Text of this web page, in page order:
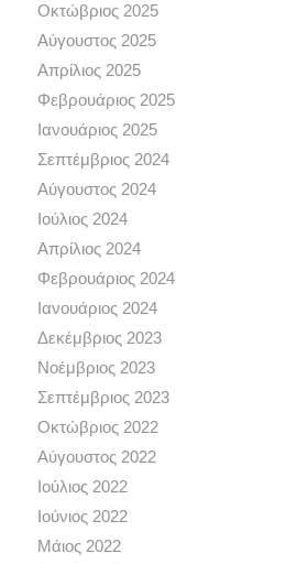
Οκτώβριος 2025
Αύγουστος 2025
Απρίλιος 2025
Φεβρουάριος 2025
Ιανουάριος 2025
Σεπτέμβριος 2024
Αύγουστος 2024
Ιούλιος 2024
Απρίλιος 2024
Φεβρουάριος 2024
Ιανουάριος 2024
Δεκέμβριος 2023
Νοέμβριος 2023
Σεπτέμβριος 2023
Οκτώβριος 2022
Αύγουστος 2022
Ιούλιος 2022
Ιούνιος 2022
Μάιος 2022